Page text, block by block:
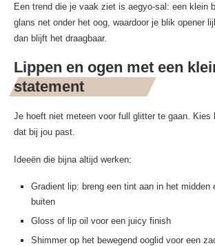
Een trend die je vaak ziet is aegyo-sal: een klein
glans net onder het oog, waardoor je blik opener
dan blijft het draagbaar.
Lippen en ogen met een
statement
Je hoeft niet meteen voor full glitter te gaan. Kies
dat bij jou past.
Ideeën die bijna altijd werken:
Gradient lip: breng een tint aan in het midden
buiten
Gloss of lip oil voor een juicy finish
Shimmer op het bewegend ooglid voor een